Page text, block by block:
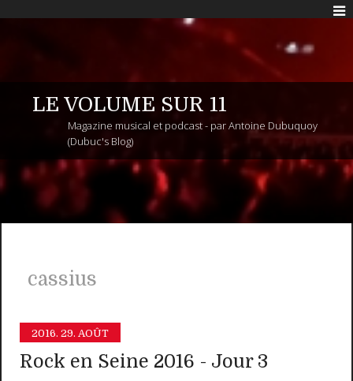
LE VOLUME SUR 11
Magazine musical et podcast - par Antoine Dubuquoy
(Dubuc's Blog)
cassius
2016. 29. AOÛT
Rock en Seine 2016 - Jour 3